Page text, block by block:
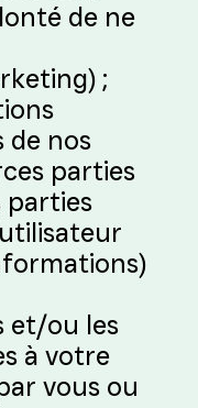
de ne
;
de nos
parties
parties
et/ou les
à votre
vous ou